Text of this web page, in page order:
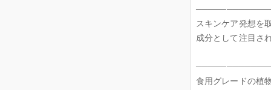
スキンケア発想を
成分として注目さ
食用グレードの植